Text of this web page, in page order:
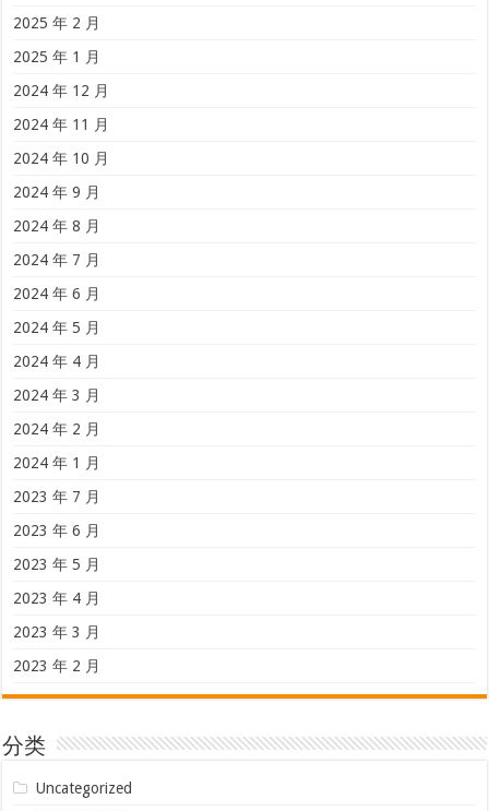
2025 年 2 月
2025 年 1 月
2024 年 12 月
2024 年 11 月
2024 年 10 月
2024 年 9 月
2024 年 8 月
2024 年 7 月
2024 年 6 月
2024 年 5 月
2024 年 4 月
2024 年 3 月
2024 年 2 月
2024 年 1 月
2023 年 7 月
2023 年 6 月
2023 年 5 月
2023 年 4 月
2023 年 3 月
2023 年 2 月
分类
Uncategorized